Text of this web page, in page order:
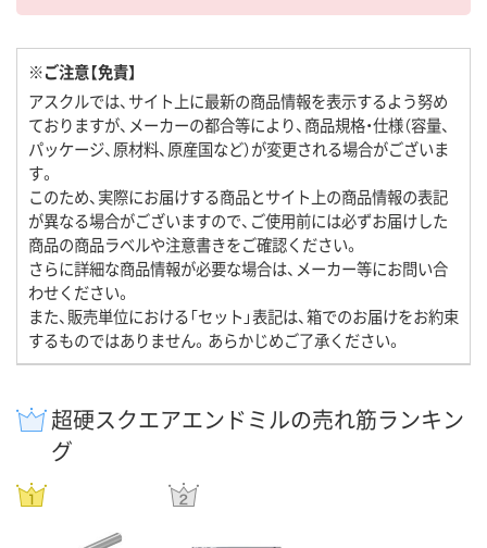
※ご注意【免責】
アスクルでは、サイト上に最新の商品情報を表示するよう努め
ておりますが、メーカーの都合等により、商品規格・仕様（容量、
パッケージ、原材料、原産国など）が変更される場合がございま
す。
このため、実際にお届けする商品とサイト上の商品情報の表記
が異なる場合がございますので、ご使用前には必ずお届けした
商品の商品ラベルや注意書きをご確認ください。
さらに詳細な商品情報が必要な場合は、メーカー等にお問い合
わせください。
また、販売単位における「セット」表記は、箱でのお届けをお約束
するものではありません。あらかじめご了承ください。
超硬スクエアエンドミルの売れ筋ランキン
グ